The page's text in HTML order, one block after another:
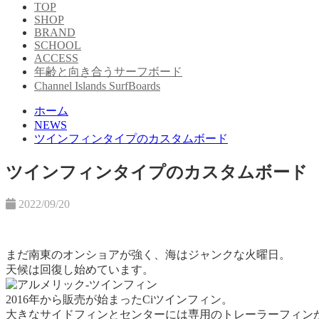
TOP
SHOP
BRAND
SCHOOL
ACCESS
年齢と向き合うサーフボード
Channel Islands SurfBoards
ホーム
NEWS
ツインフィンタイプのカスタムボード
ツインフィンタイプのカスタムボード
2022/09/20
まだ南東のオンショアが強く、海はジャンクな火曜日。
天候は回復し始めています。
2016年から販売が始まったCiツインフィン。
大きなサイドフィンとセンターには専用のトレーラーフィン